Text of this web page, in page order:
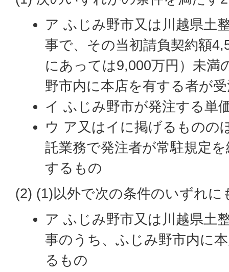
ア ふじみ野市又は川越県土
事で、その当初請負契約額
にあっては9,000万円）未満
野市内に本店を有する者が
イ ふじみ野市が発注する単
ウ ア又はイに掲げるものの
託業務で発注者が常駐規定
するもの
(2) (1)以外で次の条件のいずれに
ア ふじみ野市又は川越県土
事のうち、ふじみ野市内に
るもの